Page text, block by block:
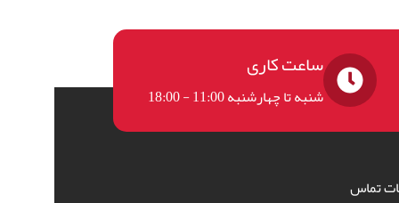
ساعت کاری
شنبه تا چهارشنبه 11:00 - 18:00
تماس